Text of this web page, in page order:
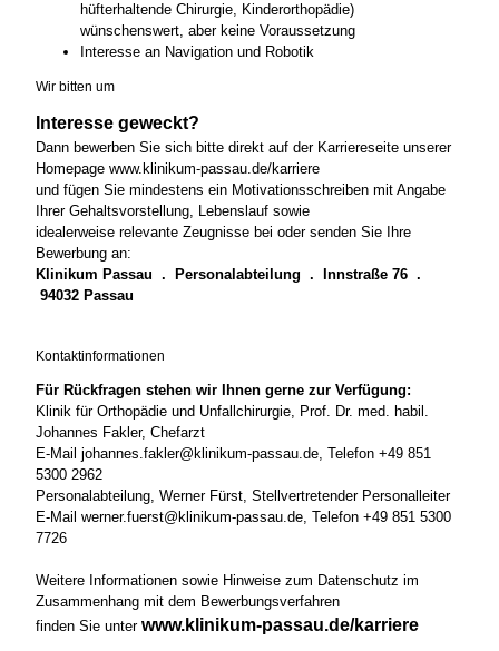
hüfterhaltende Chirurgie, Kinderorthopädie)
wünschenswert, aber keine Voraussetzung
Interesse an Navigation und Robotik
Wir bitten um
Interesse geweckt?
Dann bewerben Sie sich bitte direkt auf der Karriereseite unserer
Homepage www.klinikum-passau.de/karriere
und fügen Sie mindestens ein Motivationsschreiben mit Angabe
Ihrer Gehaltsvorstellung, Lebenslauf sowie
idealerweise relevante Zeugnisse bei oder senden Sie Ihre
Bewerbung an:
Klinikum Passau . Personalabteilung . Innstraße 76 .
94032 Passau
Kontaktinformationen
Für Rückfragen stehen wir Ihnen gerne zur Verfügung:
Klinik für Orthopädie und Unfallchirurgie, Prof. Dr. med. habil.
Johannes Fakler, Chefarzt
E-Mail johannes.fakler@klinikum-passau.de, Telefon +49 851
5300 2962
Personalabteilung, Werner Fürst, Stellvertretender Personalleiter
E-Mail werner.fuerst@klinikum-passau.de, Telefon +49 851 5300
7726
Weitere Informationen sowie Hinweise zum Datenschutz im
Zusammenhang mit dem Bewerbungsverfahren
finden Sie unter www.klinikum-passau.de/karriere